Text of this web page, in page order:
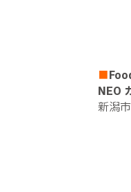
■
NEO
新潟